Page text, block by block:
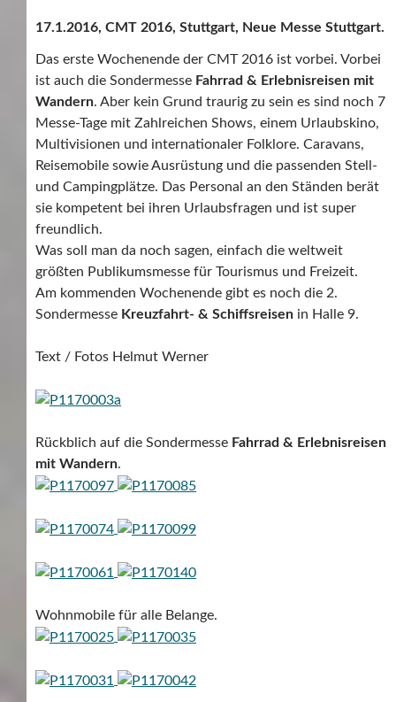
17.1.2016, CMT 2016, Stuttgart, Neue Messe Stuttgart.
Das erste Wochenende der CMT 2016 ist vorbei. Vorbei
ist auch die Sondermesse Fahrrad & Erlebnisreisen mit
Wandern. Aber kein Grund traurig zu sein es sind noch 7
Messe-Tage mit Zahlreichen Shows, einem Urlaubskino,
Multivisionen und internationaler Folklore. Caravans,
Reisemobile sowie Ausrüstung und die passenden Stell-
und Campingplätze. Das Personal an den Ständen berät
sie kompetent bei ihren Urlaubsfragen und ist super
freundlich.
Was soll man da noch sagen, einfach die weltweit
größten Publikumsmesse für Tourismus und Freizeit.
Am kommenden Wochenende gibt es noch die 2.
Sondermesse Kreuzfahrt- & Schiffsreisen in Halle 9.
Text / Fotos Helmut Werner
Rückblich auf die Sondermesse Fahrrad & Erlebnisreisen
mit Wandern.
Wohnmobile für alle Belange.